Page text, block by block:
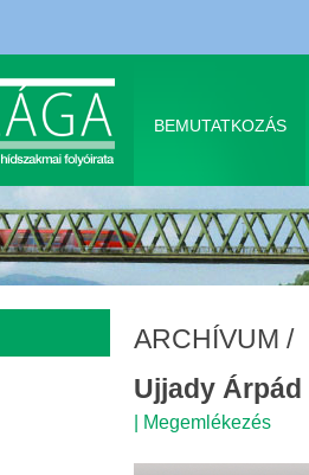
BEMUTATKOZÁS
ARCHÍVUM /
Ujjady Árpád
| Megemlékezés